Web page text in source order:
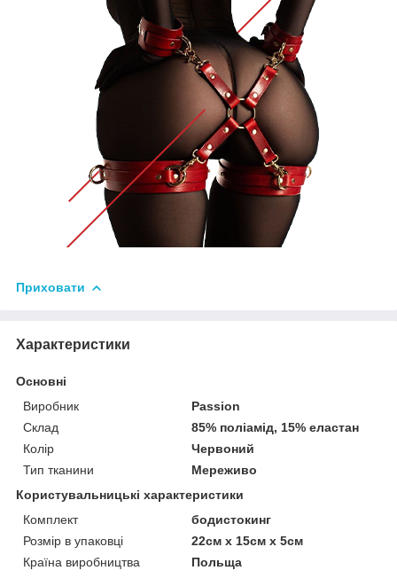
Приховати
Характеристики
Основні
Виробник
Passion
Склад
85% поліамід, 15% еластан
Колір
Червоний
Тип тканини
Мереживо
Користувальницькі характеристики
Комплект
бодистокинг
Розмір в упаковці
22см х 15см х 5см
Країна виробництва
Польща